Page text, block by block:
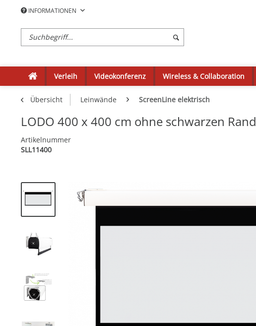
INFORMATIONEN
Verleih Videokonferenz Wireless & Collaboration
Übersicht Leinwände ScreenLine elektrisch
LODO 400 x 400 cm ohne schwarzen Rand
Artikelnummer
SLL11400